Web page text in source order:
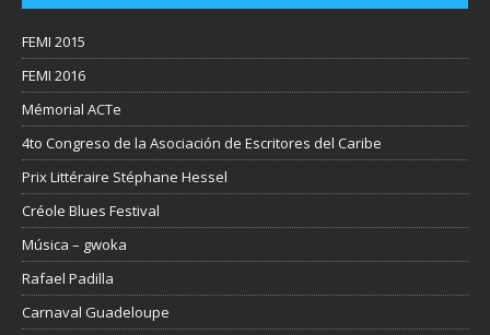
FEMI 2015
FEMI 2016
Mémorial ACTe
4to Congreso de la Asociación de Escritores del Caribe
Prix Littéraire Stéphane Hessel
Créole Blues Festival
Música – gwoka
Rafael Padilla
Carnaval Guadeloupe